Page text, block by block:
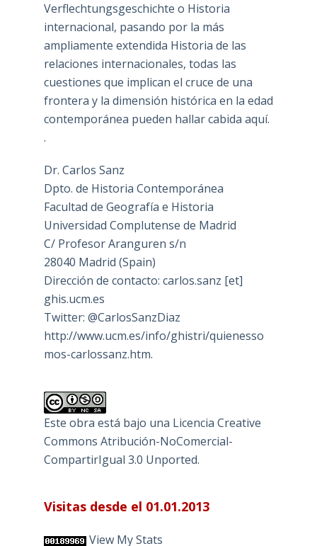
Verflechtungsgeschichte o Historia
internacional, pasando por la más
ampliamente extendida Historia de las
relaciones internacionales, todas las
cuestiones que implican el cruce de una
frontera y la dimensión histórica en la edad
contemporánea pueden hallar cabida aquí.
.
Dr. Carlos Sanz
Dpto. de Historia Contemporánea
Facultad de Geografía e Historia
Universidad Complutense de Madrid
C/ Profesor Aranguren s/n
28040 Madrid (Spain)
Dirección de contacto: carlos.sanz [et]
ghis.ucm.es
Twitter: @CarlosSanzDiaz
http://www.ucm.es/info/ghistri/quienesso
mos-carlossanz.htm.
Este obra está bajo una Licencia Creative
Commons Atribución-NoComercial-
CompartirIgual 3.0 Unported.
Visitas desde el 01.01.2013
View My Stats